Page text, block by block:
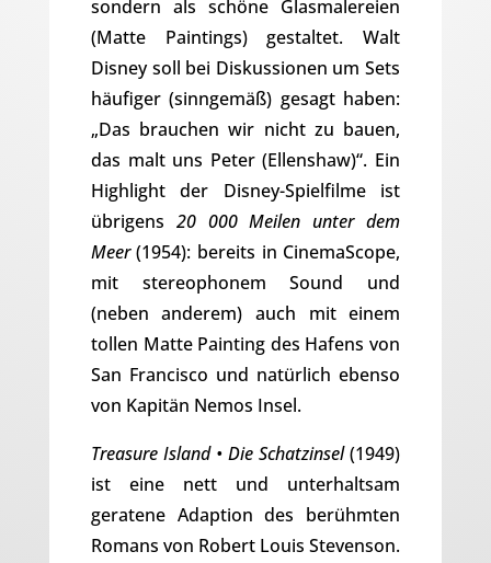
sondern als schöne Glasmalereien
(Matte Paintings) gestaltet. Walt
Disney soll bei Diskussionen um Sets
häufiger (sinngemäß) gesagt haben:
„Das brauchen wir nicht zu bauen,
das malt uns Peter (Ellenshaw)“. Ein
Highlight der Disney-Spielfilme ist
übrigens 20 000 Meilen unter dem
Meer(1954): bereits in CinemaScope,
mit stereophonem Sound und
(neben anderem) auch mit einem
tollen Matte Painting des Hafens von
San Francisco und natürlich ebenso
von Kapitän Nemos Insel.
Treasure Island • Die Schatzinsel(1949)
ist eine nett und unterhaltsam
geratene Adaption des berühmten
Romans von Robert Louis Stevenson.